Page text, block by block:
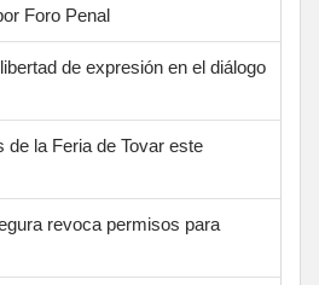
Foro Penal
de expresión en el diálogo
de la Feria de Tovar este
revoca permisos para